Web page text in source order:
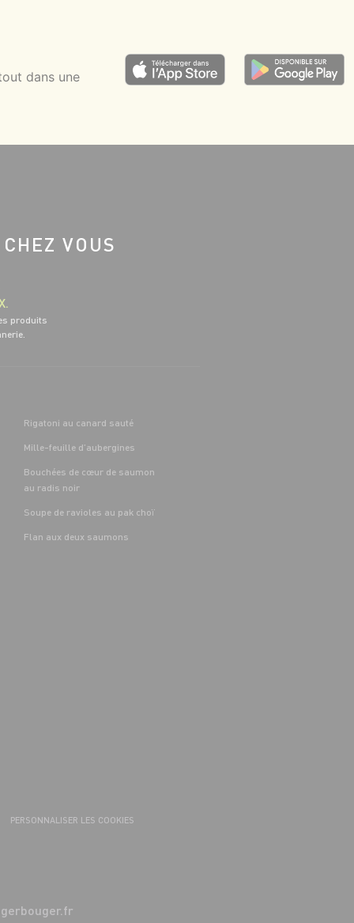
dans une
VOUS
produits
Rigatoni au canard sauté
Mille-feuille d’aubergines
Bouchées de cœur de saumon
au radis noir
Soupe de ravioles au pak choï
Flan aux deux saumons
PERSONNALISER LES COOKIES